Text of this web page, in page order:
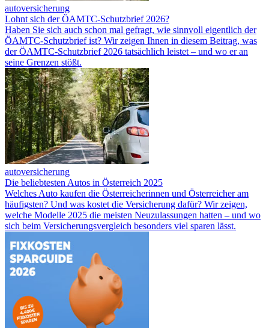
autoversicherung
Lohnt sich der ÖAMTC-Schutzbrief 2026?
Haben Sie sich auch schon mal gefragt, wie sinnvoll eigentlich der
ÖAMTC-Schutzbrief ist? Wir zeigen Ihnen in diesem Beitrag, was
der ÖAMTC-Schutzbrief 2026 tatsächlich leistet – und wo er an
seine Grenzen stößt.
autoversicherung
Die beliebtesten Autos in Österreich 2025
Welches Auto kaufen die Österreicherinnen und Österreicher am
häufigsten? Und was kostet die Versicherung dafür? Wir zeigen,
welche Modelle 2025 die meisten Neuzulassungen hatten – und wo
sich beim Versicherungsvergleich besonders viel sparen lässt.